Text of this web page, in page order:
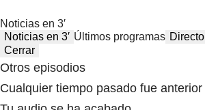
Noticias en 3′
Noticias en 3′ Últimos programas Directo
Cerrar
Otros episodios
Cualquier tiempo pasado fue anterior